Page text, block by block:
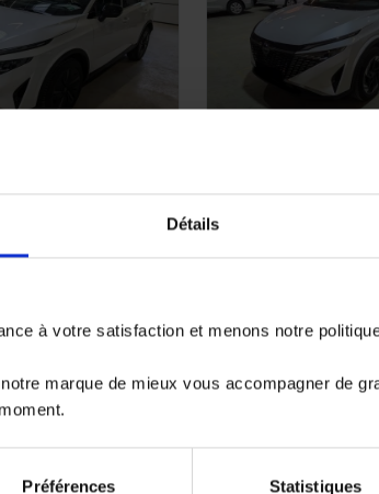
Détails
à votre satisfaction et menons notre
marque de mieux vous accompagner de
Préférences Statistiques
QASHQAI
- 2025 -
de475.72 €/mois
NISSAN
III NV 1.3 DIG-T 158
Pack Hiver
ou à partir de